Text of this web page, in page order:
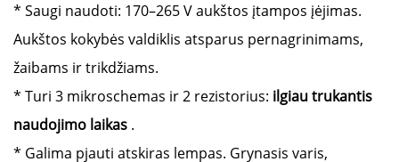
* Saugi naudoti: 170–265 V aukštos įtampos įėjimas.
Aukštos kokybės valdiklis atsparus pernagrinimams,
žaibams ir trikdžiams.
* Turi 3 mikroschemas ir 2 rezistorius: ilgiau trukantis
naudojimo laikas .
* Galima pjauti atskiras lempas. Grynasis varis,